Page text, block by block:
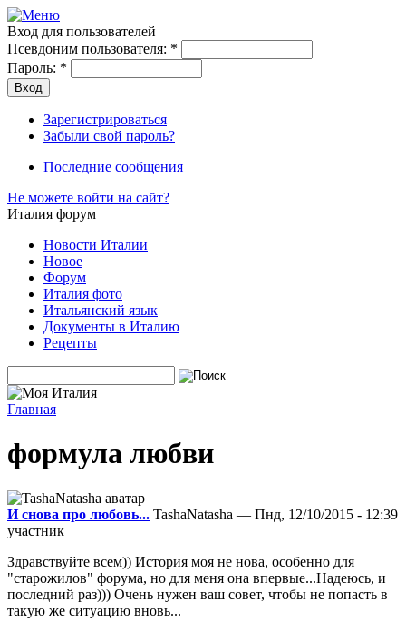
Вход для пользователей
Псевдоним пользователя: *
Пароль: *
Зарегистрироваться
Забыли свой пароль?
Последние сообщения
Не можете войти на сайт?
Италия форум
Новости Италии
Новое
Форум
Италия фото
Итальянский язык
Документы в Италию
Рецепты
Главная
формула любви
И снова про любовь... TashaNatasha — Пнд, 12/10/2015 - 12:39
участник
Здравствуйте всем)) История моя не нова, особенно для
"старожилов" форума, но для меня она впервые...Надеюсь, и
последний раз))) Очень нужен ваш совет, чтобы не попасть в
такую же ситуацию вновь...